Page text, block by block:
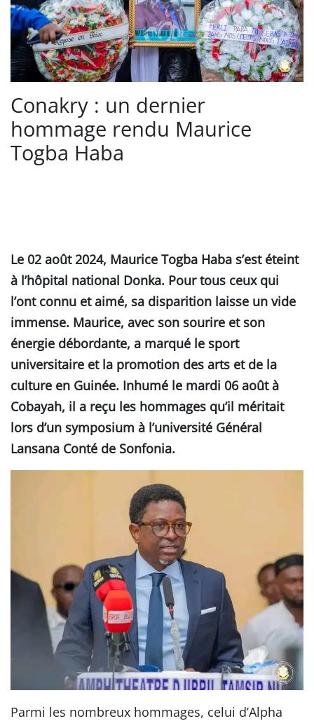
Conakry : un dernier
hommage rendu Maurice
Togba Haba
Le 02 août 2024, Maurice Togba Haba s’est éteint
à l’hôpital national Donka. Pour tous ceux qui
l’ont connu et aimé, sa disparition laisse un vide
immense. Maurice, avec son sourire et son
énergie débordante, a marqué le sport
universitaire et la promotion des arts et de la
culture en Guinée. Inhumé le mardi 06 août à
Cobayah, il a reçu les hommages qu’il méritait
lors d’un symposium à l’université Général
Lansana Conté de Sonfonia.
Parmi les nombreux hommages, celui d’Alpha